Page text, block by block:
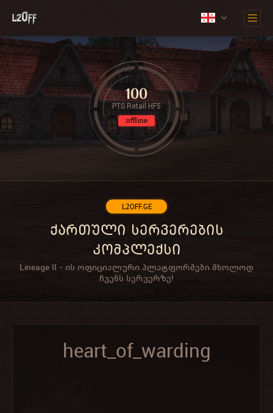
L2OFF.GE
ქართული სერვერების
კომპლექსი
Lineage II - ის ოფიციალური პლატფორმები მხოლოდ
ჩვენს სერვერზე!
100
PTS Retail HF5
offline
heart_of_warding